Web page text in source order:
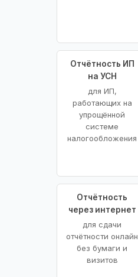
Отчётность ИП
на УСН
для ИП,
работающих на
упрощённой
системе
налогообложения
Отчётность
через интернет
для сдачи
отчётности онлайн
без бумаги и
визитов